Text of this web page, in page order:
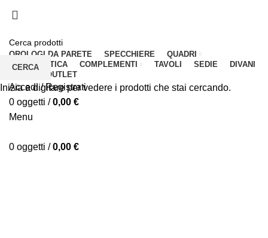
OROLOGI DA PARETE SPECCHIERE
QUADRI
OGGETTISTICA
COMPLEMENTI TAVOLI SEDIE
DIVANI
OUTLET
Accedi / Registrati
0 oggetti / 0,00 €
Menu
0 oggetti / 0,00 €
CERCA
Inizia a digitare per vedere i prodotti che stai cercando.